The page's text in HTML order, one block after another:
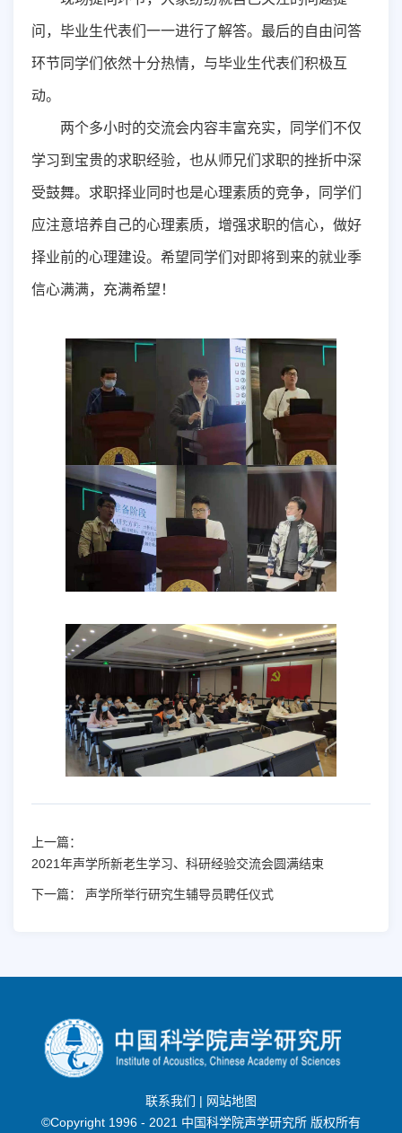
问，毕业生代表们一一进行了解答。最后的自由问答
环节同学们依然十分热情，与毕业生代表们积极互
动。
两个多小时的交流会内容丰富充实，同学们不仅
学习到宝贵的求职经验，也从师兄们求职的挫折中深
受鼓舞。求职择业同时也是心理素质的竞争，同学们
应注意培养自己的心理素质，增强求职的信心，做好
择业前的心理建设。希望同学们对即将到来的就业季
信心满满，充满希望！
上一篇：
2021年声学所新老生学习、科研经验交流会圆满结束
下一篇： 声学所举行研究生辅导员聘任仪式
联系我们 | 网站地图
©Copyright 1996 - 2021 中国科学院声学研究所 版权所有